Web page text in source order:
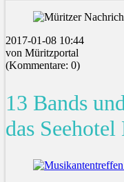
2017-01-08 10:44
von Müritzportal
(Kommentare: 0)
13 Bands
das